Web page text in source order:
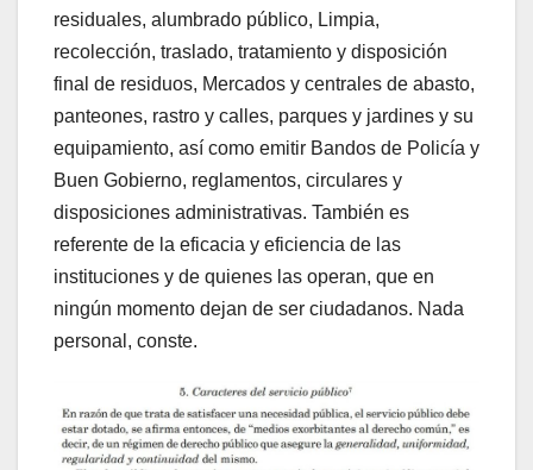
residuales, alumbrado público, Limpia,
recolección, traslado, tratamiento y disposición
final de residuos, Mercados y centrales de abasto,
panteones, rastro y calles, parques y jardines y su
equipamiento, así como emitir Bandos de Policía y
Buen Gobierno, reglamentos, circulares y
disposiciones administrativas. También es
referente de la eficacia y eficiencia de las
instituciones y de quienes las operan, que en
ningún momento dejan de ser ciudadanos. Nada
personal, conste.